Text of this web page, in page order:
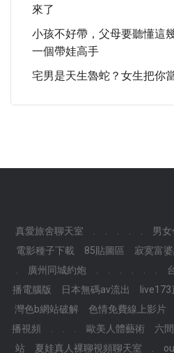
來了
小孩不好帶，父母要聽懂這
一個帶娃高手
宅男是天生魯蛇？女生把你
真愛旅舍聊天室 男
電影種子下載
85貼圖區 寂寞富
廣州同城約炮
播電腦版
日本無碼av流出
灣色b網站破解
色情免費線上影片
播視頻
歐美人體藝術 六
站
夏娃真人裸聊視頻聊天室